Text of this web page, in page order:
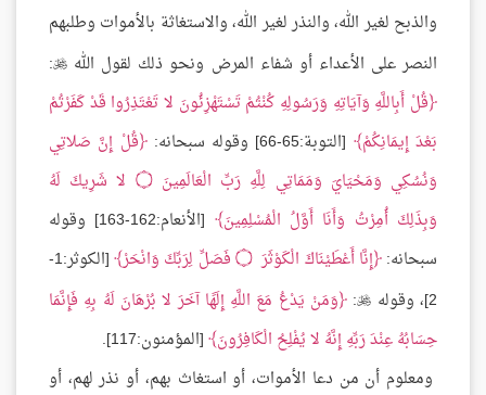
والذبح لغير الله، والنذر لغير الله، والاستغاثة بالأموات وطلبهم
النصر على الأعداء أو شفاء المرض ونحو ذلك لقول الله 
:
قُلْ أَبِاللَّهِ وَآيَاتِهِ وَرَسُولِهِ كُنْتُمْ تَسْتَهْزِئُونَ لا تَعْتَذِرُوا قَدْ كَفَرْتُمْ
بَعْدَ إِيمَانِكُمْ [التوبة:65-66] وقوله سبحانه:
قُلْ إِنَّ صَلاتِي
وَنُسُكِي وَمَحْيَايَ وَمَمَاتِي لِلَّهِ رَبِّ الْعَالَمِينَ ۝ لا شَرِيكَ لَهُ
وَبِذَلِكَ أُمِرْتُ وَأَنَا أَوَّلُ الْمُسْلِمِينَ
[الأنعام:162-163] وقوله
سبحانه: إِنَّا أَعْطَيْنَاكَ الْكَوْثَرَ ۝ فَصَلِّ لِرَبِّكَ وَانْحَرْ
[الكوثر:1-
2]، وقوله

: وَمَنْ يَدْعُ مَعَ اللَّهِ إِلَهًا آخَرَ لا بُرْهَانَ لَهُ بِهِ فَإِنَّمَا
حِسَابُهُ عِنْدَ رَبِّهِ إِنَّهُ لا يُفْلِحُ الْكَافِرُونَ [المؤمنون:117].
ومعلوم أن من دعا الأموات، أو استغاث بهم، أو نذر لهم، أو